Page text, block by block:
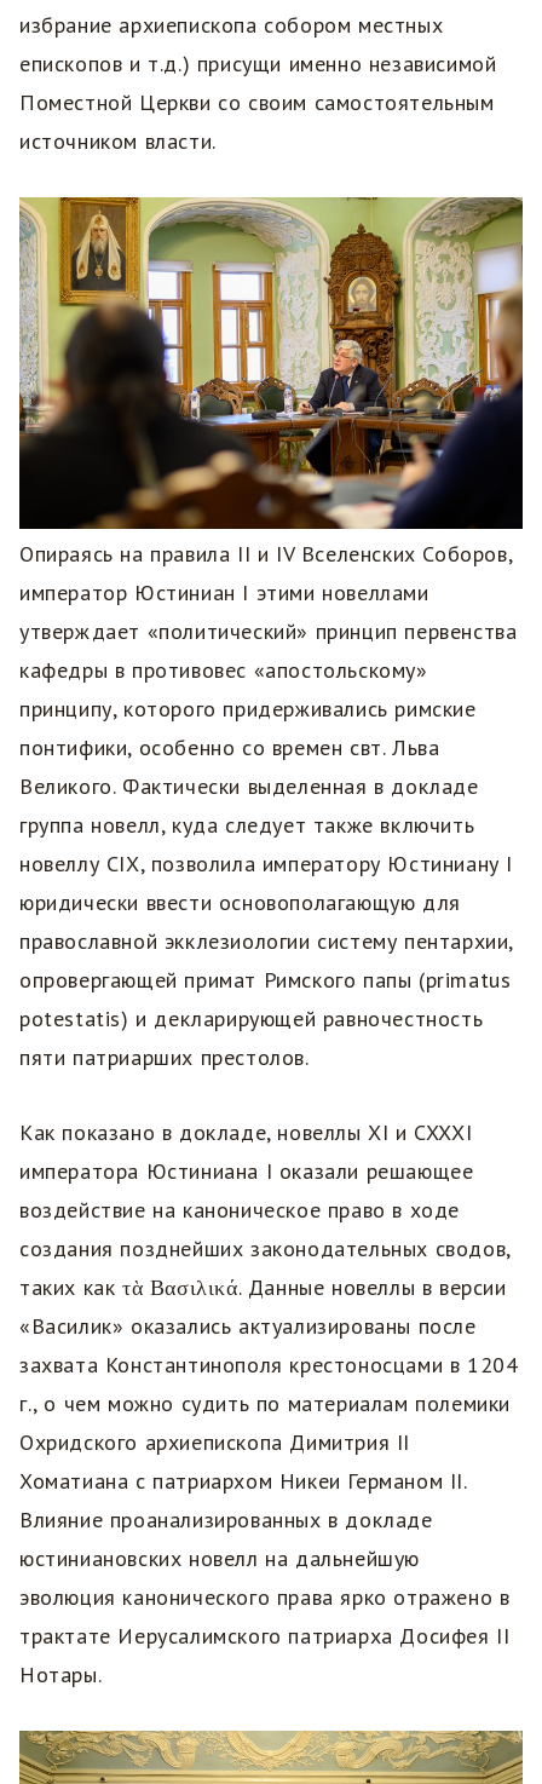
избрание архиепископа собором местных
епископов и т.д.) присущи именно независимой
Поместной Церкви со своим самостоятельным
источником власти.
Опираясь на правила II и IV Вселенских Соборов,
император Юстиниан I этими новеллами
утверждает «политический» принцип первенства
кафедры в противовес «апостольскому»
принципу, которого придерживались римские
понтифики, особенно со времен свт. Льва
Великого. Фактически выделенная в докладе
группа новелл, куда следует также включить
новеллу CIX, позволила императору Юстиниану I
юридически ввести основополагающую для
православной экклезиологии систему пентархии,
опровергающей примат Римского папы (primatus
potestatis) и декларирующей равночестность
пяти патриарших престолов.
Как показано в докладе, новеллы XI и CXXXI
императора Юстиниана I оказали решающее
воздействие на каноническое право в ходе
создания позднейших законодательных сводов,
таких как τὰ Βασιλικά. Данные новеллы в версии
«Василик» оказались актуализированы после
захвата Константинополя крестоносцами в 1204
г., о чем можно судить по материалам полемики
Охридского архиепископа Димитрия II
Хоматиана с патриархом Никеи Германом II.
Влияние проанализированных в докладе
юстиниановских новелл на дальнейшую
эволюция канонического права ярко отражено в
трактате Иерусалимского патриарха Досифея II
Нотары.